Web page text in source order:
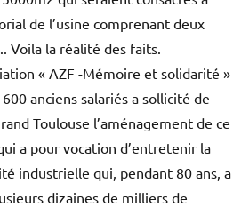
de l’usine comprenant deux
Voila la réalité des faits.
« AZF -Mémoire et solidarité »
anciens salariés a sollicité de
Toulouse l’aménagement de ce
a pour vocation d’entretenir la
industrielle qui, pendant 80 ans, a
dizaines de milliers de